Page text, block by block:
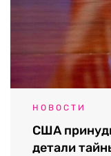
НОВОСТИ
США
детали